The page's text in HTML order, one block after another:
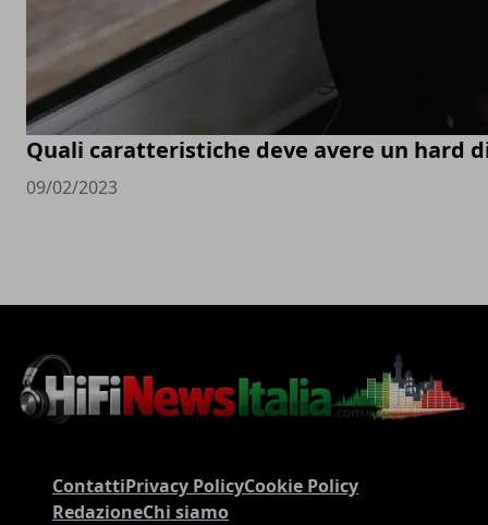
Quali caratteristiche deve avere un hard
09/02/2023
ContattiPrivacy PolicyCookie Policy
RedazioneChi siamo